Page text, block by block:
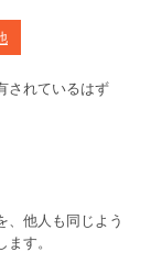
されているはず
、他人も同じよう
す。